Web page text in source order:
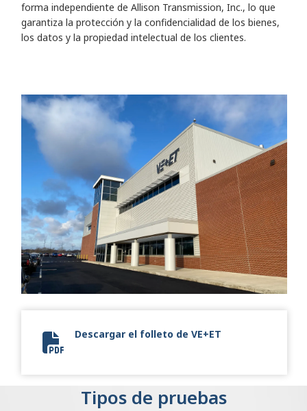
forma independiente de Allison Transmission, Inc., lo que
garantiza la protección y la confidencialidad de los bienes,
los datos y la propiedad intelectual de los clientes.
Vehicle Environmental Test Center.pdf
Descargar el folleto de VE+ET
Tipos de pruebas